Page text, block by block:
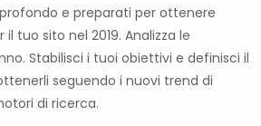
e preparati per ottenere
tuo sito nel 2019. Analizza le
Stabilisci i tuoi obiettivi e definisci il
seguendo i nuovi trend di
di ricerca.